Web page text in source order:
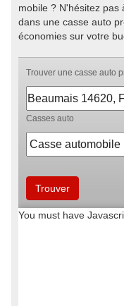
mobile ? N'hésitez pas
dans une casse auto
économies sur votre